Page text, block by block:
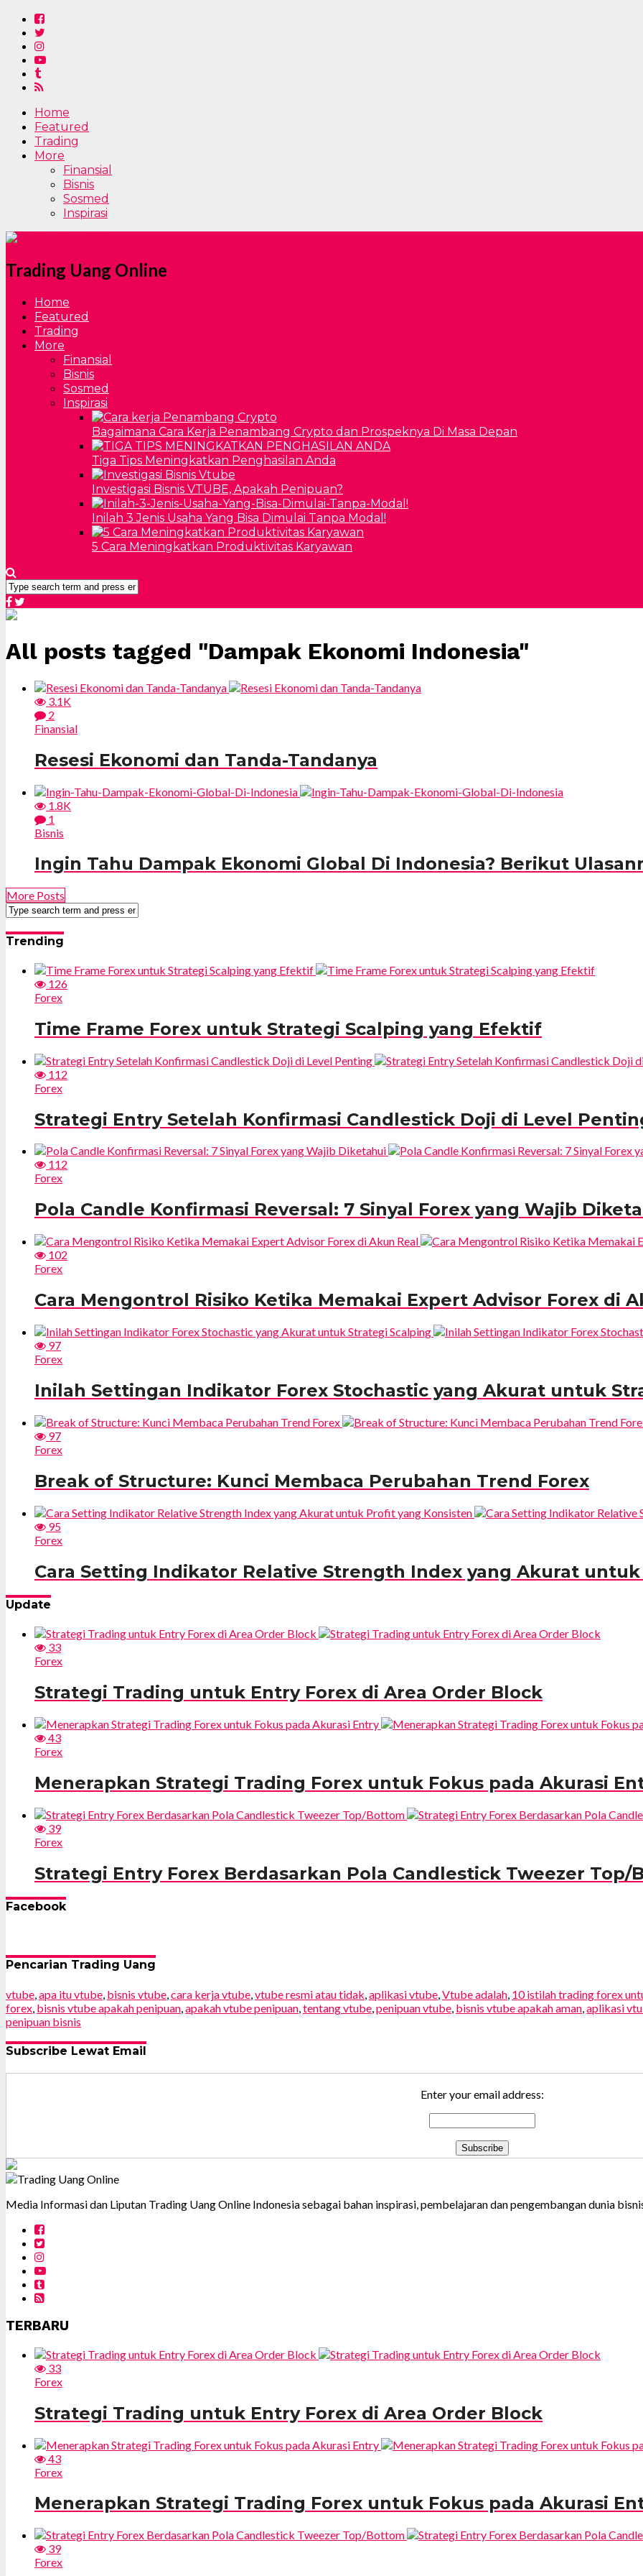
Home
Featured
Trading
More
Finansial
Bisnis
Sosmed
Inspirasi
Trading Uang Online
Home
Featured
Trading
More
Finansial
Bisnis
Sosmed
Inspirasi
Bagaimana Cara Kerja Penambang Crypto dan Prospeknya Di Masa Depan
Tiga Tips Meningkatkan Penghasilan Anda
Investigasi Bisnis VTUBE, Apakah Penipuan?
Inilah 3 Jenis Usaha Yang Bisa Dimulai Tanpa Modal!
5 Cara Meningkatkan Produktivitas Karyawan
All posts tagged "Dampak Ekonomi Indonesia"
3.1K
2
Finansial
Resesi Ekonomi dan Tanda-Tandanya
1.8K
1
Bisnis
Ingin Tahu Dampak Ekonomi Global Di Indonesia? Berikut
More Posts
Trending
126
Forex
Time Frame Forex untuk Strategi Scalping yang Efektif
112
Forex
Strategi Entry Setelah Konfirmasi Candlestick Doji di Level
112
Forex
Pola Candle Konfirmasi Reversal: 7 Sinyal Forex yang Wajib
102
Forex
Cara Mengontrol Risiko Ketika Memakai Expert Advisor Forex di
97
Forex
Inilah Settingan Indikator Forex Stochastic yang Akurat untuk
97
Forex
Break of Structure: Kunci Membaca Perubahan Trend Forex
95
Forex
Cara Setting Indikator Relative Strength Index yang Akurat
Update
33
Forex
Strategi Trading untuk Entry Forex di Area Order Block
43
Forex
Menerapkan Strategi Trading Forex untuk Fokus pada Akurasi
39
Forex
Strategi Entry Forex Berdasarkan Pola Candlestick Tweezer Top/
Facebook
Pencarian Trading Uang
vtube apa itu vtube bisnis vtube cara kerja vtube vtube resmi atau tidak aplikasi vtube Vtube adalah 10 istilah trading forex
forex bisnis vtube apakah penipuan apakah vtube penipuan tentang vtube penipuan vtube bisnis vtube apakah aman aplikasi
penipuan bisnis
Subscribe Lewat Email
Enter your email address:
Media Informasi dan Liputan Trading Uang Online Indonesia sebagai bahan inspirasi, pembelajaran dan pengembangan dunia
TERBARU
33
Forex
Strategi Trading untuk Entry Forex di Area Order Block
43
Forex
Menerapkan Strategi Trading Forex untuk Fokus pada Akurasi
39
Forex